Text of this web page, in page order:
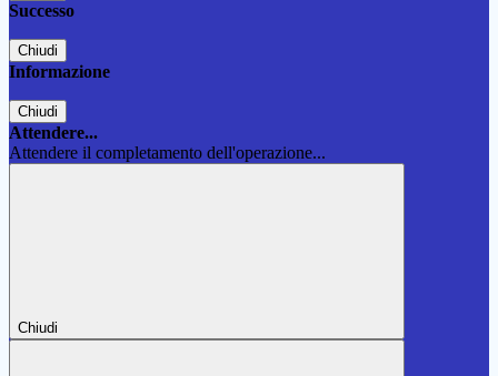
Successo
Chiudi
Informazione
Chiudi
Attendere...
Attendere il completamento dell'operazione...
Chiudi